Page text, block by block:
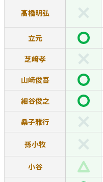
髙橋明弘
立元
芝﨑孝
山﨑俊吾
細谷俊之
桑子雅行
孫小牧
小谷